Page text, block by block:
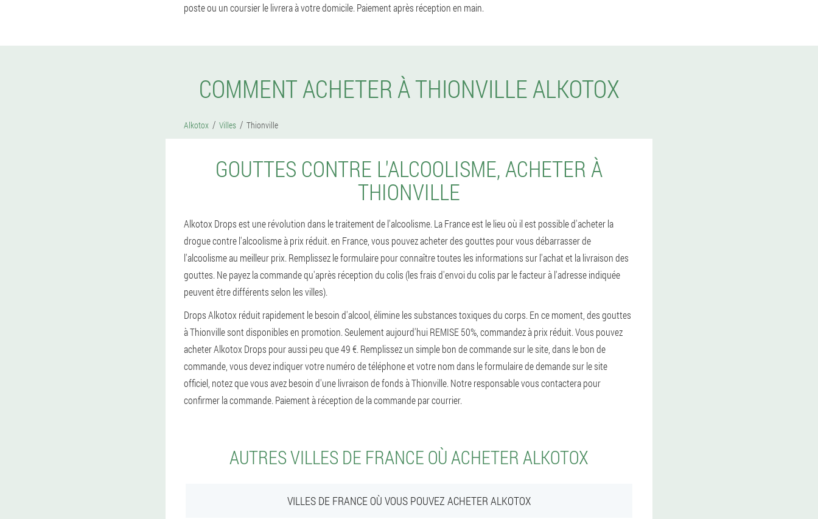
poste ou un coursier le livrera à votre domicile. Paiement après réception en main.
COMMENT ACHETER À THIONVILLE ALKOTOX
Alkotox Villes Thionville
GOUTTES CONTRE L'ALCOOLISME, ACHETER À
THIONVILLE
Alkotox Drops est une révolution dans le traitement de l'alcoolisme. La France est le lieu où il est possible d'acheter la
drogue contre l'alcoolisme à prix réduit. en France, vous pouvez acheter des gouttes pour vous débarrasser de
l'alcoolisme au meilleur prix. Remplissez le formulaire pour connaître toutes les informations sur l'achat et la livraison des
gouttes. Ne payez la commande qu'après réception du colis (les frais d'envoi du colis par le facteur à l'adresse indiquée
peuvent être différents selon les villes).
Drops Alkotox réduit rapidement le besoin d'alcool, élimine les substances toxiques du corps. En ce moment, des gouttes
à Thionville sont disponibles en promotion. Seulement aujourd'hui REMISE 50%, commandez à prix réduit. Vous pouvez
acheter Alkotox Drops pour aussi peu que 49 €. Remplissez un simple bon de commande sur le site, dans le bon de
commande, vous devez indiquer votre numéro de téléphone et votre nom dans le formulaire de demande sur le site
officiel, notez que vous avez besoin d'une livraison de fonds à Thionville. Notre responsable vous contactera pour
confirmer la commande. Paiement à réception de la commande par courrier.
AUTRES VILLES DE FRANCE OÙ ACHETER ALKOTOX
VILLES DE FRANCE OÙ VOUS POUVEZ ACHETER ALKOTOX